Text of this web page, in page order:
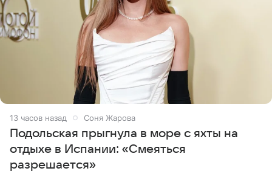
13 часов назад Соня Жарова
Подольская прыгнула в море с яхты на
отдыхе в Испании: «Смеяться
разрешается»